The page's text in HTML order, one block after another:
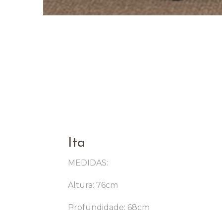
Ita
MEDIDAS:
Altura: 76cm
Profundidade: 68cm